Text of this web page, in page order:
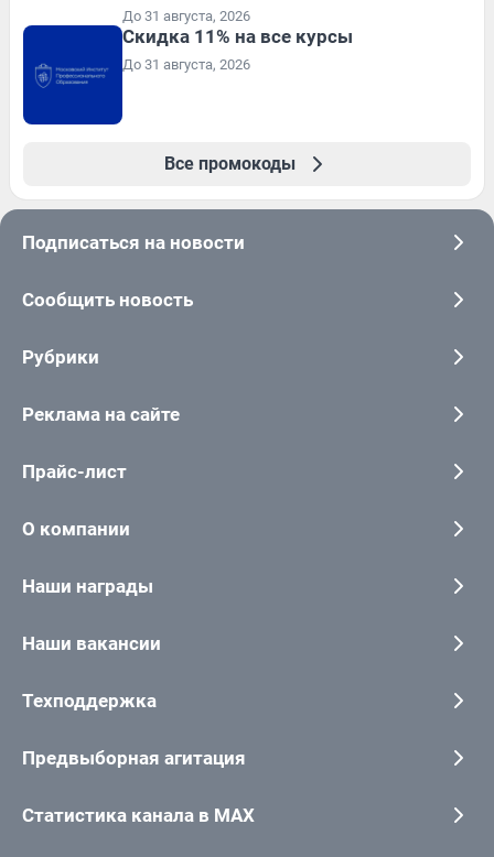
До 31 августа, 2026
Скидка 11% на все курсы
До 31 августа, 2026
Все промокоды
Подписаться на новости
Сообщить новость
Рубрики
Реклама на сайте
Прайс-лист
О компании
Наши награды
Наши вакансии
Техподдержка
Предвыборная агитация
Статистика канала в MAX